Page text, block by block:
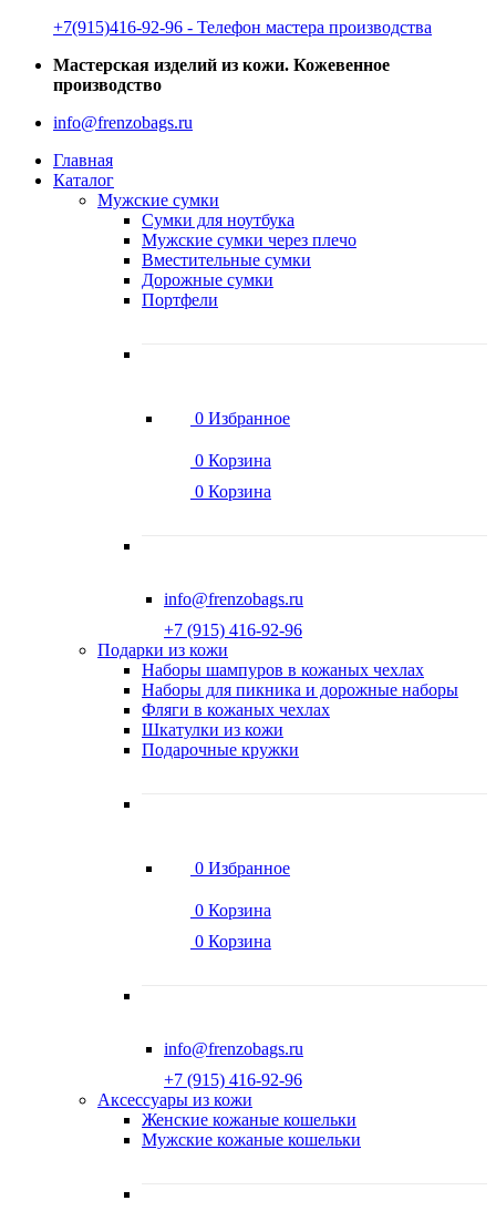
‭+7(915)416-92-96 ‬- Телефон мастера производства
Мастерская изделий из кожи. Кожевенное
производство
info@frenzobags.ru
Главная
Каталог
Мужские сумки
Сумки для ноутбука
Мужские сумки через плечо
Вместительные сумки
Дорожные сумки
Портфели
0 Избранное
0 Корзина
0 Корзина
info@frenzobags.ru
‭+7 (915) 416-92-96
Подарки из кожи
Наборы шампуров в кожаных чехлах
Наборы для пикника и дорожные наборы
Фляги в кожаных чехлах
Шкатулки из кожи
Подарочные кружки
0 Избранное
0 Корзина
0 Корзина
info@frenzobags.ru
‭+7 (915) 416-92-96
Аксессуары из кожи
Женские кожаные кошельки
Мужские кожаные кошельки